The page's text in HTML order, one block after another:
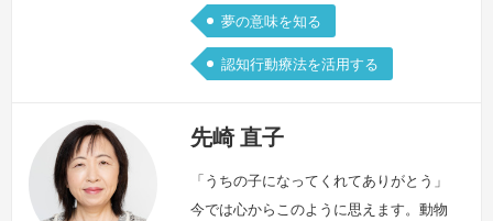
夢の意味を知る
認知行動療法を活用する
先崎 直子
「うちの子になってくれてありがとう」
今では心からこのように思えます。動物